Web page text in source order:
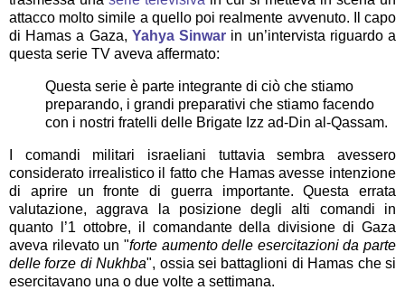
attacco molto simile a quello poi realmente avvenuto. Il capo
di Hamas a Gaza, Yahya Sinwar in un’intervista riguardo a
questa serie TV aveva affermato:
Questa serie è parte integrante di ciò che stiamo
preparando, i grandi preparativi che stiamo facendo
con i nostri fratelli delle Brigate Izz ad-Din al-Qassam.
I comandi militari israeliani tuttavia sembra avessero
considerato irrealistico il fatto che Hamas avesse intenzione
di aprire un fronte di guerra importante. Questa errata
valutazione, aggrava la posizione degli alti comandi in
quanto l’1 ottobre, il comandante della divisione di Gaza
aveva rilevato un "forte aumento delle esercitazioni da parte
delle forze di Nukhba", ossia sei battaglioni di Hamas che si
esercitavano una o due volte a settimana.